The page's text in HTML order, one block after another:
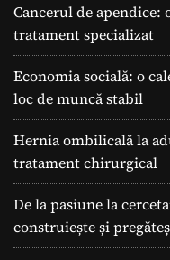
Cancerul de apendice:
tratament specializat
Economia socială: o
loc de muncă stabil
Hernia ombilicală la
tratament chirurgical
De la pasiune la
construiește și